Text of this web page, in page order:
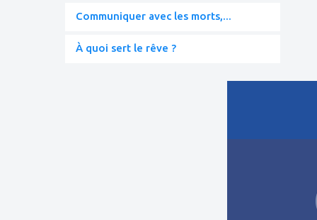
Communiquer avec les morts,...
À quoi sert le rêve ?